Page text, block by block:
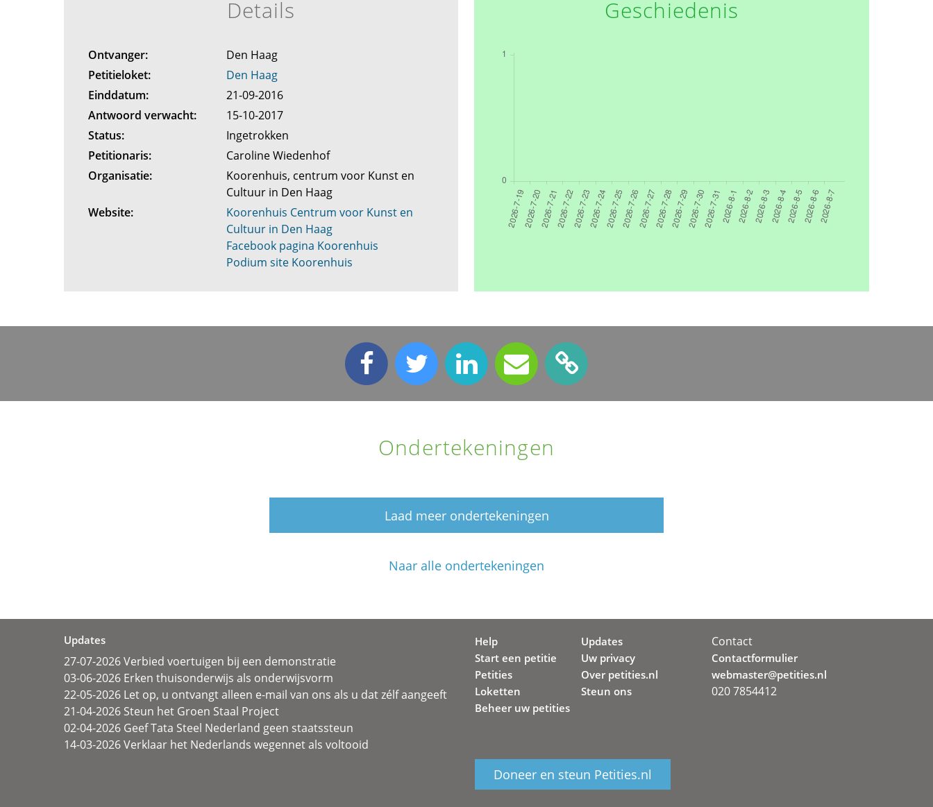
Details
Ontvanger:
Den Haag
Petitieloket:
Den Haag
Einddatum:
21-09-2016
Antwoord verwacht:
15-10-2017
Status:
Ingetrokken
Petitionaris:
Caroline Wiedenhof
Organisatie:
Koorenhuis, centrum voor Kunst en
Cultuur in Den Haag
Website:
Koorenhuis Centrum voor Kunst en
Cultuur in Den Haag
Facebook pagina Koorenhuis
Podium site Koorenhuis
Geschiedenis
Ondertekeningen
Laad meer ondertekeningen
Naar alle ondertekeningen
Updates
27-07-2026 Verbied voertuigen bij een demonstratie
03-06-2026 Erken thuisonderwijs als onderwijsvorm
22-05-2026 Let op, u ontvangt alleen e-mail van ons als u dat zélf aangeeft
21-04-2026 Steun het Groen Staal Project
02-04-2026 Geef Tata Steel Nederland geen staatssteun
14-03-2026 Verklaar het Nederlands wegennet als voltooid
Help
Start een petitie
Petities
Loketten
Beheer uw petities
Updates
Uw privacy
Over petities.nl
Steun ons
Doneer en steun Petities.nl
Contact
Contactformulier
webmaster@petities.nl
020 7854412